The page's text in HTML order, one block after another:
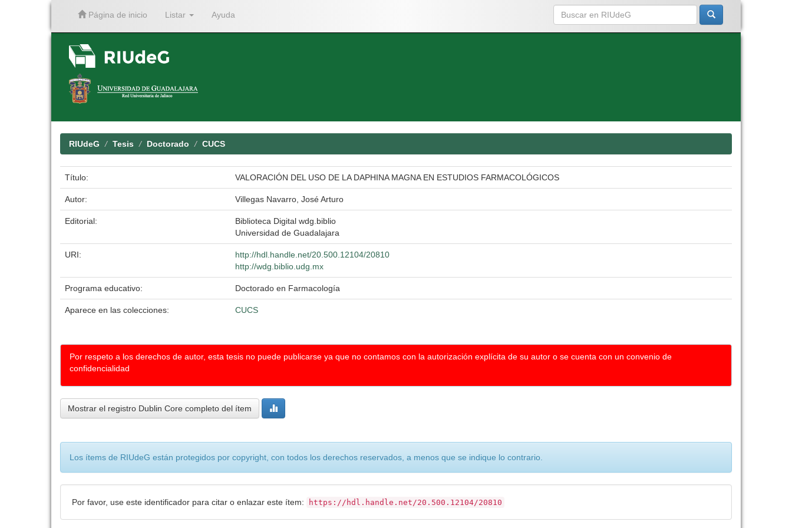
Página de inicio Listar Ayuda
RIUdeG Tesis Doctorado CUCS
Título: VALORACIÓN DEL USO DE LA DAPHINA MAGNA EN ESTUDIOS FARMACOLÓGICOS
Autor: Villegas Navarro, José Arturo
Editorial:
Biblioteca Digital wdg.biblio
Universidad de Guadalajara
URI:
http://hdl.handle.net/20.500.12104/20810
http://wdg.biblio.udg.mx
Programa educativo: Doctorado en Farmacología
Aparece en las colecciones: CUCS
Por respeto a los derechos de autor, esta tesis no puede publicarse ya que no contamos con la autorización explícita de su autor o se cuenta con un convenio de
confidencialidad
Mostrar el registro Dublin Core completo del ítem
Los ítems de RIUdeG están protegidos por copyright, con todos los derechos reservados, a menos que se indique lo contrario.
Por favor, use este identificador para citar o enlazar este ítem: https://hdl.handle.net/20.500.12104/20810